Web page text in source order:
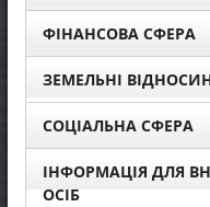
ФІНАНСОВА СФЕРА
ЗЕМЕЛЬНІ
СОЦІАЛЬНА СФЕРА
ІНФОРМАЦІЯ ДЛЯ
ОСІБ